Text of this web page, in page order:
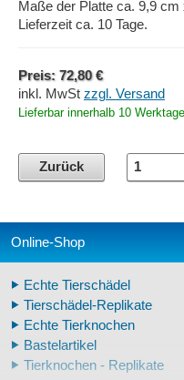
Maße der Platte ca. 9,9 cm
Lieferzeit ca. 10 Tage.
Preis: 72,80 €
inkl. MwSt zzgl. Versand
Lieferbar innerhalb 10
Zurück
Online-Shop
Echte Tierschädel
Tierschädel-Replikate
Echte Tierknochen
Bastelartikel
Tierknochen - Replikate